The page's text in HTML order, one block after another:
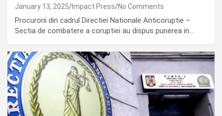
January 13, 2025 Impact Press No Comments
Procurorii din cadrul Directiei Nationale Anticoruptie –
Sectia de combatere a coruptiei au dispus punerea in…